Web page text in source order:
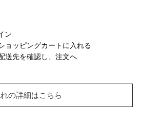
ン
ョッピングカートに入れる
送先を確認し、注文へ
の詳細はこちら